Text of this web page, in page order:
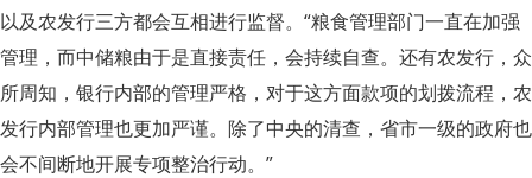
以及农发行三方都会互相进行监督。“粮食管理部门一直在加强
管理，而中储粮由于是直接责任，会持续自查。还有农发行，众
所周知，银行内部的管理严格，对于这方面款项的划拨流程，农
发行内部管理也更加严谨。除了中央的清查，省市一级的政府也
会不间断地开展专项整治行动。”